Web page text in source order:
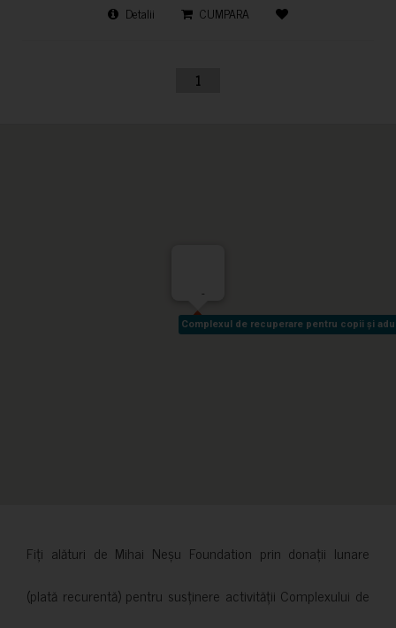
Detalii CUMPARA
1
Complexul de recuperare pentru copii și
Complexul de recuperare pentru copii și
-
Fiți alături de Mihai Neșu Foundation prin donații lunare
(plată recurentă) pentru susținere activității Complexului de